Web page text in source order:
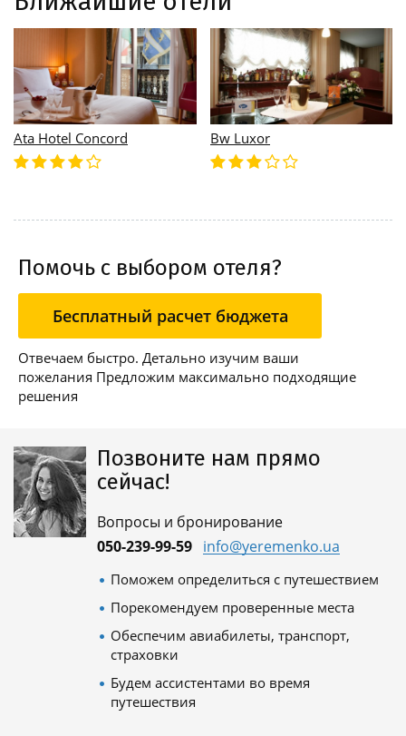
Ata Hotel Concord Bw Luxor
Помочь с выбором отеля?
Бесплатный расчет бюджета
Отвечаем быстро. Детально изучим ваши
пожелания Предложим максимально подходящие
решения
Позвоните нам прямо
сейчас!
Вопросы и бронирование
050-239-99-59 info@yeremenko.ua
Поможем определиться с путешествием
Порекомендуем проверенные места
Обеспечим авиабилеты, транспорт,
страховки
Будем ассистентами во время
путешествия